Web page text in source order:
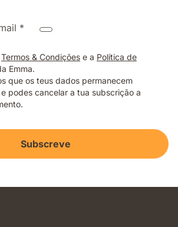
*
Termos & Condições e a Política de
Emma.
que os teus dados permanecem
podes cancelar a tua subscrição a
Subscreve